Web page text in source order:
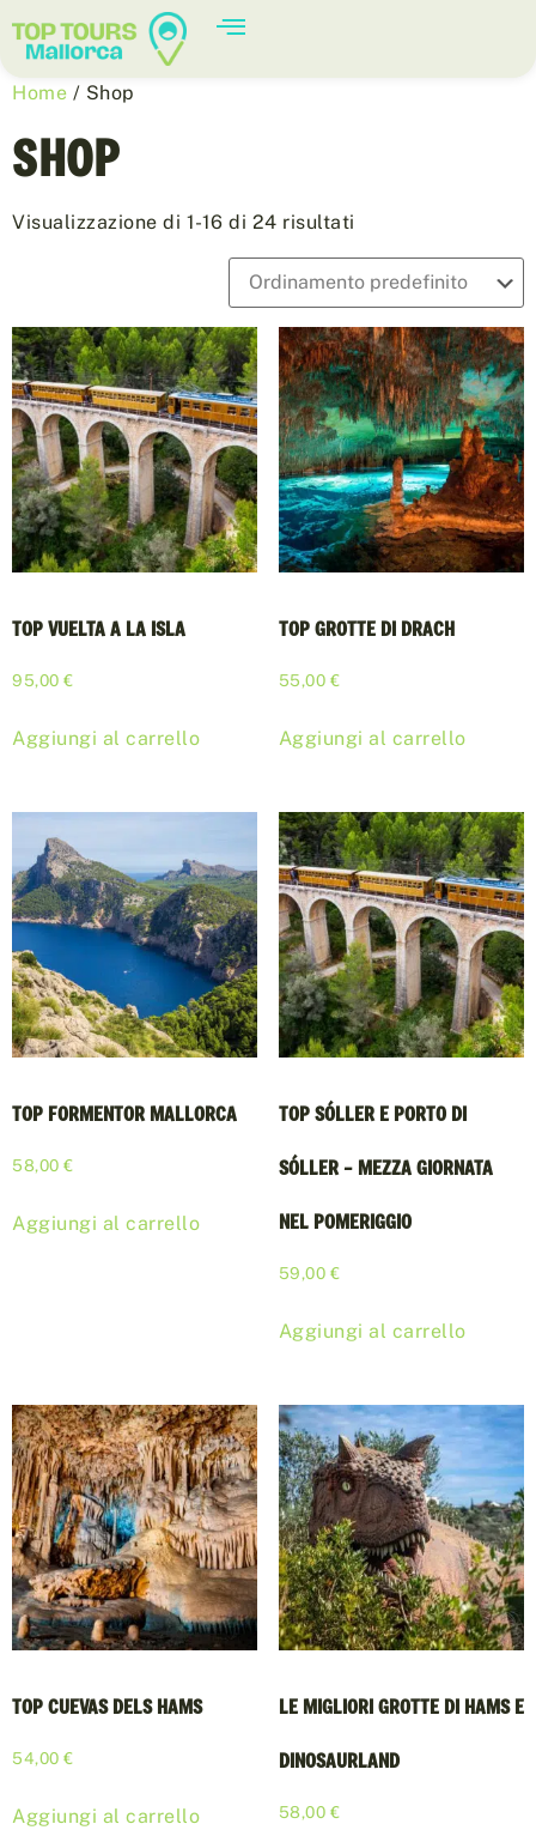
Home / Shop
SHOP
Visualizzazione di 1-16 di 24 risultati
TOP VUELTA A LA ISLA
95,00 €
Aggiungi al carrello
TOP GROTTE DI DRACH
55,00 €
Aggiungi al carrello
TOP FORMENTOR MALLORCA
58,00 €
Aggiungi al carrello
TOP SÓLLER E PORTO DI
SÓLLER – MEZZA GIORNATA
NEL POMERIGGIO
59,00 €
Aggiungi al carrello
TOP CUEVAS DELS HAMS
54,00 €
Aggiungi al carrello
LE MIGLIORI GROTTE DI HAMS E
DINOSAURLAND
58,00 €